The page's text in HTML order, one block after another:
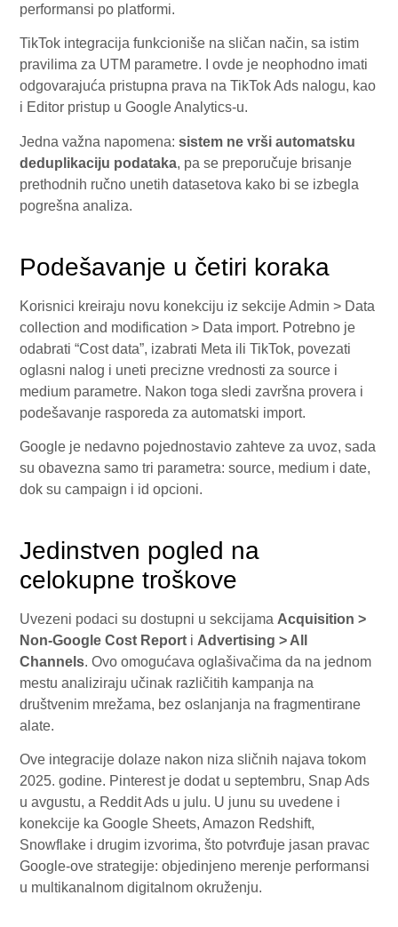
performansi po platformi.
TikTok integracija funkcioniše na sličan način, sa istim
pravilima za UTM parametre. I ovde je neophodno imati
odgovarajuća pristupna prava na TikTok Ads nalogu, kao
i Editor pristup u Google Analytics-u.
Jedna važna napomena:sistem ne vrši automatsku
deduplikaciju podataka, pa se preporučuje brisanje
prethodnih ručno unetih datasetova kako bi se izbegla
pogrešna analiza.
Podešavanje u četiri koraka
Korisnici kreiraju novu konekciju iz sekcije Admin > Data
collection and modification > Data import. Potrebno je
odabrati “Cost data”, izabrati Meta ili TikTok, povezati
oglasni nalog i uneti precizne vrednosti za source i
medium parametre. Nakon toga sledi završna provera i
podešavanje rasporeda za automatski import.
Google je nedavno pojednostavio zahteve za uvoz, sada
su obavezna samo tri parametra: source, medium i date,
dok su campaign i id opcioni.
Jedinstven pogled na
celokupne troškove
Uvezeni podaci su dostupni u sekcijama Acquisition >
Non-Google Cost Report i Advertising > All
Channels. Ovo omogućava oglašivačima da na jednom
mestu analiziraju učinak različitih kampanja na
društvenim mrežama, bez oslanjanja na fragmentirane
alate.
Ove integracije dolaze nakon niza sličnih najava tokom
2025. godine. Pinterest je dodat u septembru, Snap Ads
u avgustu, a Reddit Ads u julu. U junu su uvedene i
konekcije ka Google Sheets, Amazon Redshift,
Snowflake i drugim izvorima, što potvrđuje jasan pravac
Google-ove strategije: objedinjeno merenje performansi
u multikanalnom digitalnom okruženju.